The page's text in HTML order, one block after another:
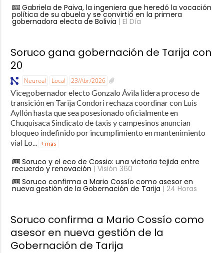
Gabriela de Paiva, la ingeniera que heredó la vocación
política de su abuela y se convirtió en la primera
gobernadora electa de Bolivia | El Día
Soruco gana gobernación de Tarija con
20
Neureal Local 23/Abr/2026
Vicegobernador electo Gonzalo Ávila lidera proceso de
transición en Tarija Condori rechaza coordinar con Luis
Ayllón hasta que sea posesionado oficialmente en
Chuquisaca Sindicato de taxis y campesinos anuncian
bloqueo indefinido por incumplimiento en mantenimiento
vial Lo...
+ más
Soruco y el eco de Cossio: una victoria tejida entre
recuerdo y renovación | Visión 360
Soruco confirma a Mario Cossío como asesor en
nueva gestión de la Gobernación de Tarija | 24 Horas
Soruco confirma a Mario Cossío como
asesor en nueva gestión de la
Gobernación de Tarija